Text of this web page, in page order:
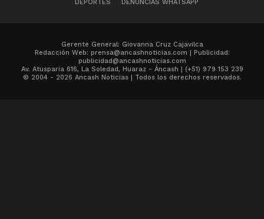
DEPORTES
DENUNCIAS WHATSAPP
Gerente General: Giovanna Cruz Cajavilca
Redacción Web: prensa@ancashnoticias.com | Publicidad:
publicidad@ancashnoticias.com
Av. Atusparia 616, La Soledad, Huaraz - Áncash | (+51) 979 153 239
© 2004 - 2026 Ancash Noticias | Todos los derechos reservados.